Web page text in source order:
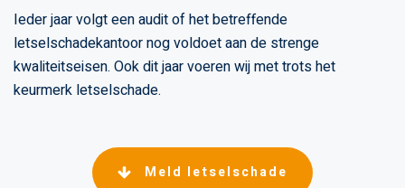
Ieder jaar volgt een audit of het betreffende
letselschadekantoor nog voldoet aan de strenge
kwaliteitseisen. Ook dit jaar voeren wij met trots het
keurmerk letselschade.
Meld letselschade